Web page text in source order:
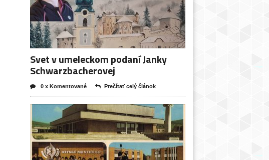
Svet v umeleckom podaní Janky
Schwarzbacherovej
0 x Komentované Prečítať celý článok